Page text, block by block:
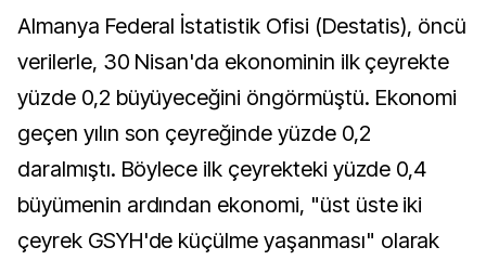
Almanya Federal İstatistik Ofisi (Destatis), öncü
verilerle, 30 Nisan'da ekonominin ilk çeyrekte
yüzde 0,2 büyüyeceğini öngörmüştü. Ekonomi
geçen yılın son çeyreğinde yüzde 0,2
daralmıştı. Böylece ilk çeyrekteki yüzde 0,4
büyümenin ardından ekonomi, "üst üste iki
çeyrek GSYH'de küçülme yaşanması" olarak